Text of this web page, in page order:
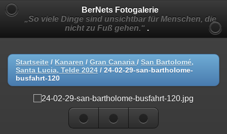
BerNets Fotogalerie
„So viele Dinge sind unsichtbar für Menschen, die
nicht zu Fuß gehen.“ .
Startseite / Kanaren / Gran Canaria / San Bartolomé,
Santa Lucia, Telde 2024 / 24-02-29-san-bartholome-
busfahrt-120